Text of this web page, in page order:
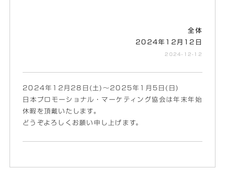
全体
2024年12月12日
2024-12-12
2024年12月28日(土)～2025年1月5日(日)
日本プロモーショナル・マーケティング協会は年末年始
休暇を頂戴いたします。
どうぞよろしくお願い申し上げます。